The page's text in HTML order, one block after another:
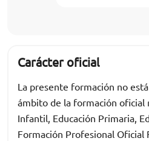
Carácter oficial
La presente formación no
ámbito de la formación oficial
Infantil, Educación Primaria,
Formación Profesional Oficial